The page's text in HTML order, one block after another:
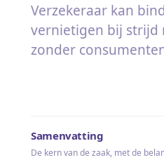
Verzekeraar kan
vernietigen bij strijd
zonder
Samenvatting
De kern van de zaak, met de